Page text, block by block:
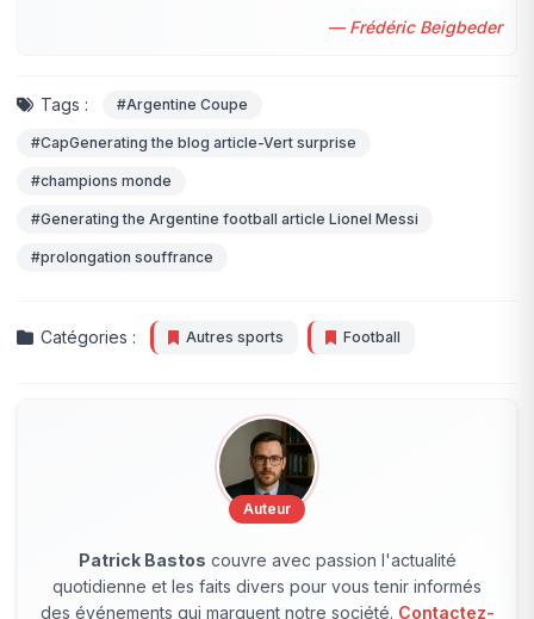
— Frédéric Beigbeder
Tags : #Argentine Coupe
#CapGenerating the blog article-Vert surprise
#champions monde
#Generating the Argentine football article Lionel Messi
#prolongation souffrance
Catégories : Autres sports Football
Auteur
Patrick Bastos couvre avec passion l'actualité
quotidienne et les faits divers pour vous tenir informés
des événements qui marquent notre société. Contactez-